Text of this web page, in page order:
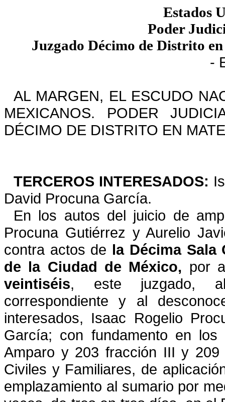
Estados
Poder
Juzgado Décimo de Distrito
-
AL MARGEN, EL ESCUDO
MEXICANOS. PODER
DÉCIMO DE DISTRITO EN
TERCEROS INTERESADOS:
David Procuna García.
En los autos del juicio de
Procuna Gutiérrez y Aurelio
contra actos de la Décima
de la Ciudad de México, por
veintiséis, este juzgado,
correspondiente y al
interesados, Isaac Rogelio
García; con fundamento en
Amparo y 203 fracción III y 209
Civiles y Familiares, de
emplazamiento al sumario por